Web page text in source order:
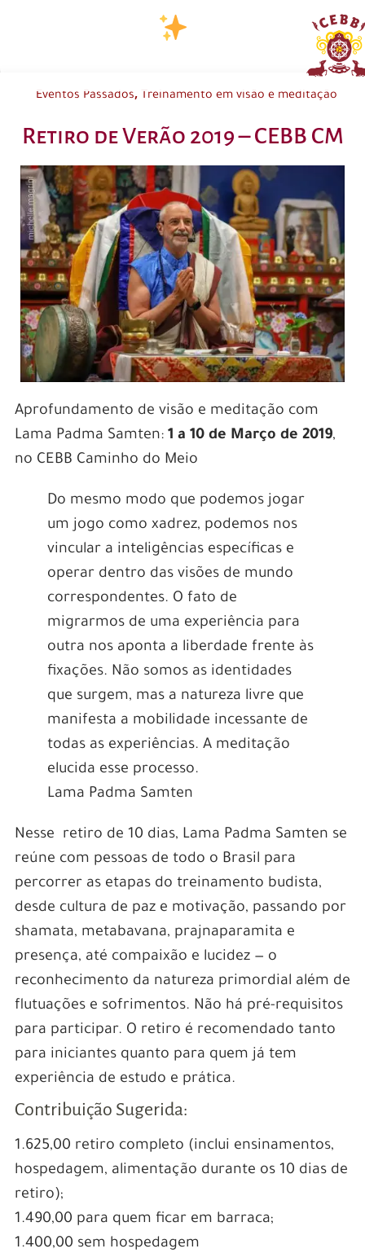
Eventos Passados, Treinamento em visão e meditação
Retiro de Verão 2019 – CEBB CM
Aprofundamento de visão e meditação com
Lama Padma Samten: 1 a 10 de Março de 2019,
no CEBB Caminho do Meio
Do mesmo modo que podemos jogar
um jogo como xadrez, podemos nos
vincular a inteligências específicas e
operar dentro das visões de mundo
correspondentes. O fato de
migrarmos de uma experiência para
outra nos aponta a liberdade frente às
fixações. Não somos as identidades
que surgem, mas a natureza livre que
manifesta a mobilidade incessante de
todas as experiências. A meditação
elucida esse processo.
Lama Padma Samten
Nesse retiro de 10 dias, Lama Padma Samten se
reúne com pessoas de todo o Brasil para
percorrer as etapas do treinamento budista,
desde cultura de paz e motivação, passando por
shamata, metabavana, prajnaparamita e
presença, até compaixão e lucidez — o
reconhecimento da natureza primordial além de
flutuações e sofrimentos. Não há pré-requisitos
para participar. O retiro é recomendado tanto
para iniciantes quanto para quem já tem
experiência de estudo e prática.
Contribuição Sugerida:
1.625,00 retiro completo (inclui ensinamentos,
hospedagem, alimentação durante os 10 dias de
retiro);
1.490,00 para quem ficar em barraca;
1.400,00 sem hospedagem